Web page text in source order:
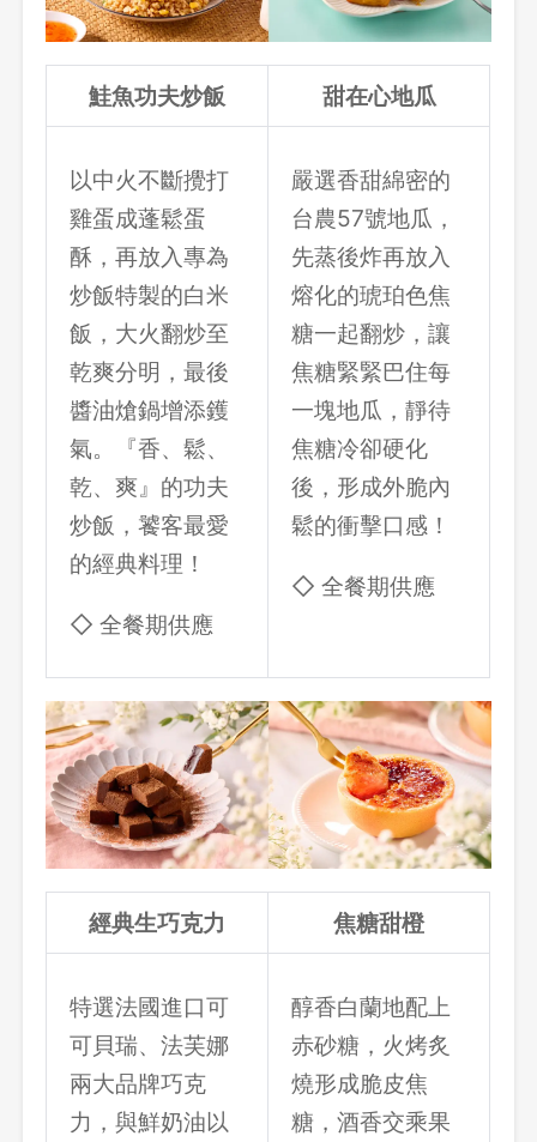
鮭魚功夫炒飯 甜在心地瓜
以中火不斷攪打
雞蛋成蓬鬆蛋
酥，再放入專為
炒飯特製的白米
飯，大火翻炒至
乾爽分明，最後
醬油熗鍋增添鑊
氣。『香、鬆、
乾、爽』的功夫
炒飯，饕客最愛
的經典料理！
◇ 全餐期供應
嚴選香甜綿密的
台農57號地瓜，
先蒸後炸再放入
熔化的琥珀色焦
糖一起翻炒，讓
焦糖緊緊巴住每
一塊地瓜，靜待
焦糖冷卻硬化
後，形成外脆內
鬆的衝擊口感！
◇ 全餐期供應
經典生巧克力 焦糖甜橙
特選法國進口可
可貝瑞、法芙娜
兩大品牌巧克
力，與鮮奶油以
醇香白蘭地配上
赤砂糖，火烤炙
燒形成脆皮焦
糖，酒香交乘果